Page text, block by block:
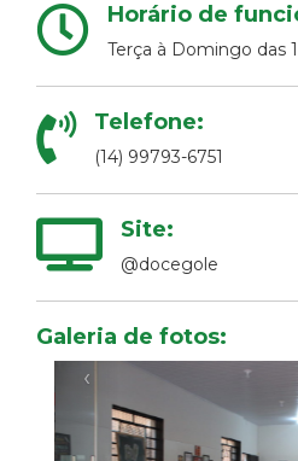
Horário de
Terça à Domingo das
Telefone:
(14) 99793-6751
Site:
@docegole
Galeria de fotos:
‹